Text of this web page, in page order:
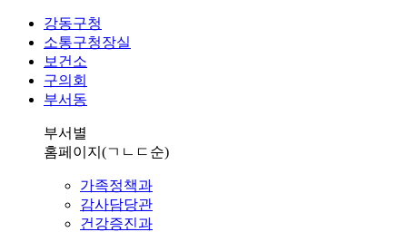
강동구청
소통구청장실
보건소
구의회
부서동
부서별
홈페이지 (ㄱㄴㄷ순)
가족정책과
감사담당관
건강증진과